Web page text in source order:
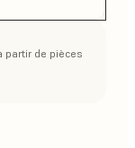
partir de pièces